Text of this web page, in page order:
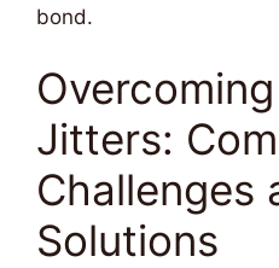
bond.
Overcoming
Jitters:
Challenges
Solutions